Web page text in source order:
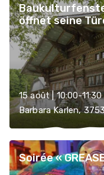
öffnet seine
15 août | 10:00-11:30
Barbara Karlen,
Soirée «